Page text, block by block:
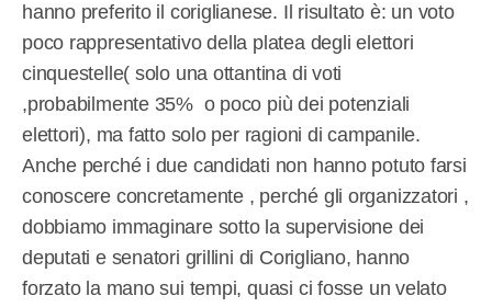
hanno preferito il coriglianese. Il risultato è: un voto
poco rappresentativo della platea degli elettori
cinquestelle( solo una ottantina di voti
,probabilmente 35% o poco più dei potenziali
elettori), ma fatto solo per ragioni di campanile.
Anche perché i due candidati non hanno potuto farsi
conoscere concretamente , perché gli organizzatori ,
dobbiamo immaginare sotto la supervisione dei
deputati e senatori grillini di Corigliano, hanno
forzato la mano sui tempi, quasi ci fosse un velato